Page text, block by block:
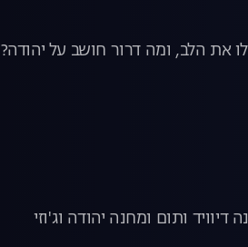
את הלב, ומה דרור חושב על יהודה?
ותום ומחנה יהודה וג'וזי